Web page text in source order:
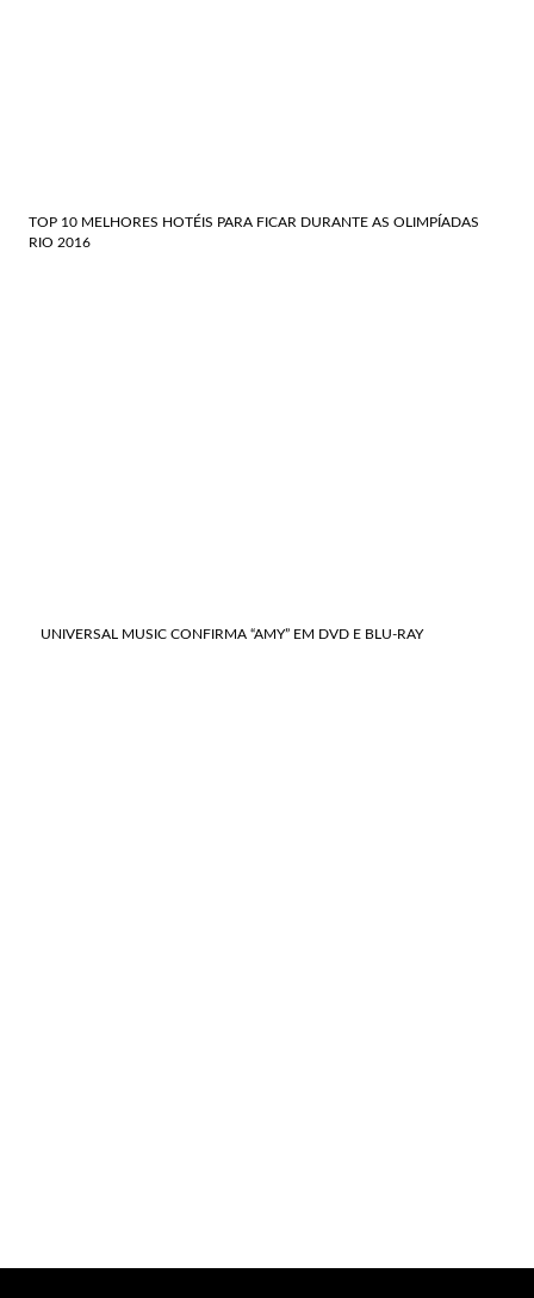
TOP 10 MELHORES HOTÉIS PARA FICAR DURANTE AS OLIMPÍADAS
RIO 2016
UNIVERSAL MUSIC CONFIRMA “AMY” EM DVD E BLU-RAY